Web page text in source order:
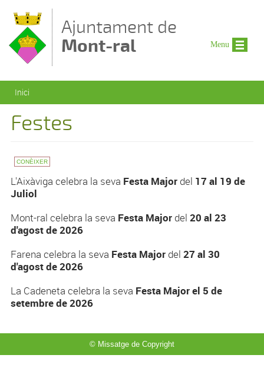
Ajuntament de
Mont-ral
Esteu aquí
Inici
Festes
CONÈIXER
L'Aixàviga celebra la seva Festa Major del 17 al 19 de
Juliol
Mont-ral celebra la seva Festa Majordel 20 al 23
d'agost de 2026
Farena celebra la seva Festa Majordel 27 al 30
d'agost de 2026
La Cadeneta celebra la seva Festa Major el 5 de
setembre de 2026
© Missatge de Copyright
Menu